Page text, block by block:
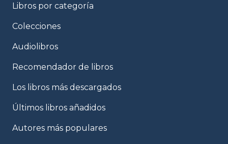
Libros por categoría
Colecciones
Audiolibros
Recomendador de libros
Los libros más descargados
Últimos libros añadidos
Autores más populares